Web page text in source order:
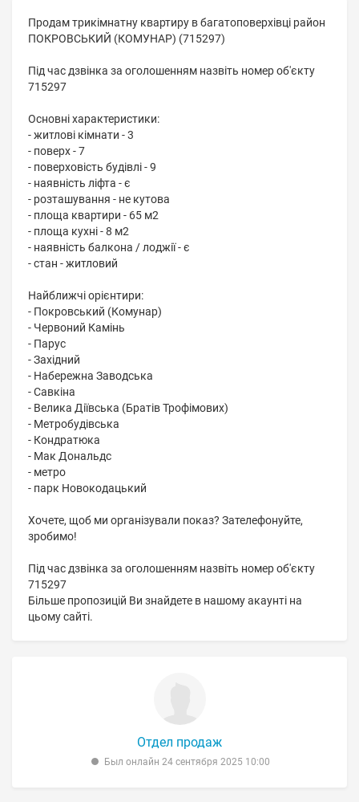
Продам трикімнатну квартиру в багатоповерхівці район
ПОКРОВСЬКИЙ (КОМУНАР) (715297)
Під час дзвінка за оголошенням назвіть номер об'єкту
715297
Основні характеристики:
- житлові кімнати - 3
- поверх - 7
- поверховість будівлі - 9
- наявність ліфта - є
- розташування - не кутова
- площа квартири - 65 м2
- площа кухні - 8 м2
- наявність балкона / лоджії - є
- стан - житловий
Найближчі орієнтири:
- Покровський (Комунар)
- Червоний Камінь
- Парус
- Західний
- Набережна Заводська
- Савкіна
- Велика Діївська (Братів Трофімових)
- Метробудівська
- Кондратюка
- Мак Дональдс
- метро
- парк Новокодацький
Хочете, щоб ми організували показ? Зателефонуйте,
зробимо!
Під час дзвінка за оголошенням назвіть номер об'єкту
715297
Більше пропозицій Ви знайдете в нашому акаунті на
цьому сайті.
Отдел продаж
Был онлайн 24 сентября 2025 10:00